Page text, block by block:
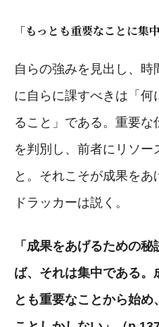
「もっとも重要なことに集
自らの強みを見出し、時
に自らに課すべきは「何
ること」である。重要
を判別し、前者にリソー
と。それこそが成果をあ
ドラッカーは説く。
「成果をあげるための
ば、それは集中である。
とも重要なことから始